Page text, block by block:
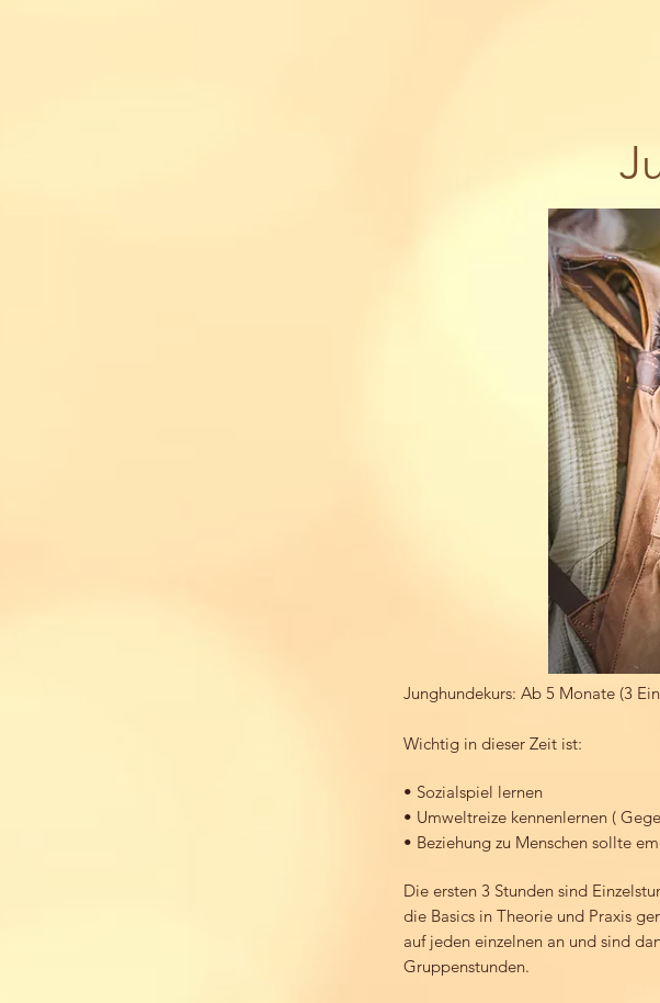
Junghundekurs: Ab 5 Monate (3
Wichtig in dieser Zeit ist:
• Sozialspiel lernen
• Umweltreize kennenlernen (
• Beziehung zu Menschen sollte
Die ersten 3 Stunden sind
die Basics in Theorie und Praxis
auf jeden einzelnen an und sind
Gruppenstunden.